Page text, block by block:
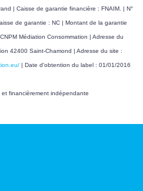
| Caisse de garantie financière : FNAIM. | N°
de garantie : NC | Montant de la garantie
Médiation Consommation | Adresse du
42400 Saint-Chamond | Adresse du site :
| Date d'obtention du label : 01/01/2016
financièrement indépendante